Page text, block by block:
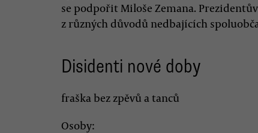
se podpořit Miloše Zemana.
z různých důvodů nedbajících
Disidenti nové doby
fraška bez zpěvů a tanců
Osoby: